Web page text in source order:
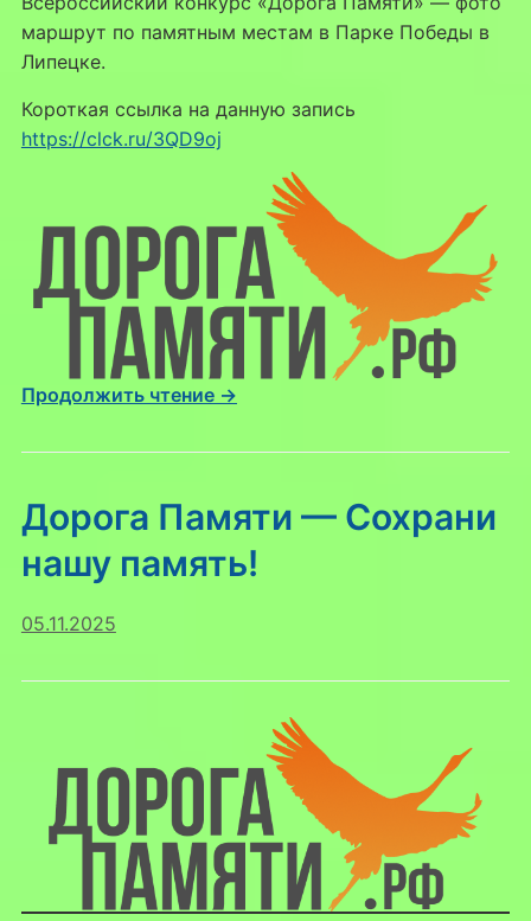
памятнику
«1945
и
из
хвойных
деревьев.
маршрут по памятным местам в Парке Победы в
Липецке.
Короткая ссылка на данную запись
https://clck.ru/3QD9oj
Продолжить чтение →
Дорога Памяти — Сохрани
нашу память!
05.11.2025